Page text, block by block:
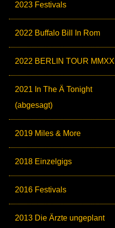
2023 Festivals
2022 Buffalo Bill In Rom
2022 BERLIN TOUR MMXXII
2021 In The Ä Tonight
(abgesagt)
2019 Miles & More
2018 Einzelgigs
2016 Festivals
2013 Die Ärzte ungeplant